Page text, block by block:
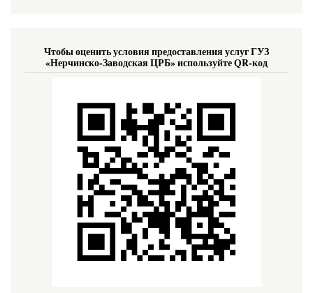
Чтобы оценить условия предоставления услуг ГУЗ
«Нерчинско-Заводская ЦРБ» используйте QR-код